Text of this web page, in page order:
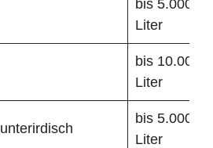
bis 5.000
Liter
bis 10.000
Liter
unterirdisch
bis 5.000
Liter